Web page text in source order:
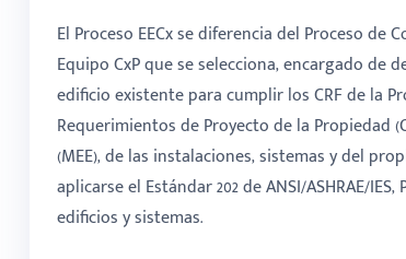
El Proceso EECx se diferencia del Proceso
Equipo CxP que se selecciona, encargado
edificio existente para cumplir los CRF de la
Requerimientos de Proyecto de la Propiedad
(MEE), de las instalaciones, sistemas y del
aplicarse el Estándar 202 de ANSI/ASHRAE/
edificios y sistemas.